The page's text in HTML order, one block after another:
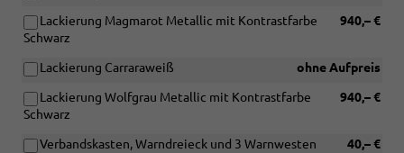
940,– €
Lackierung Magmarot Metallic mit Kontrastfarbe
Schwarz
ohne Aufpreis
Lackierung Carraraweiß
940,– €
Lackierung Wolfgrau Metallic mit Kontrastfarbe
Schwarz
40,– €
Verbandskasten, Warndreieck und 3 Warnwesten